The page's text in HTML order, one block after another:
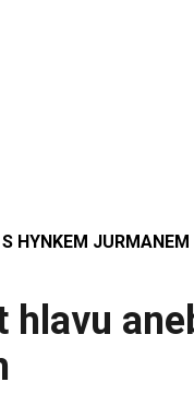
HYNKEM JURMANEM